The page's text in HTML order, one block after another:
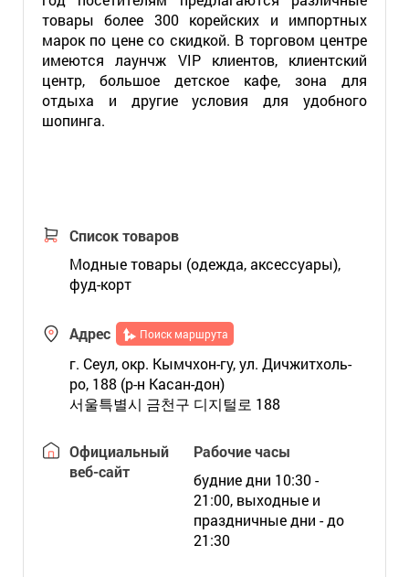
товары более 300 корейских и импортных
марок по цене со скидкой. В торговом центре
имеются лаунчж VIP клиентов, клиентский
центр, большое детское кафе, зона для
отдыха и другие условия для удобного
шопинга.
Список товаров
Модные товары (одежда, аксессуары),
фуд-корт
Адрес Поиск маршрута
г. Сеул, окр. Кымчхон-гу, ул. Дичжитхоль-
ро, 188 (р-н Касан-дон)
서울특별시 금천구 디지털로 188
Официальный
веб-сайт
Рабочие часы
будние дни 10:30 -
21:00, выходные и
праздничные дни - до
21:30